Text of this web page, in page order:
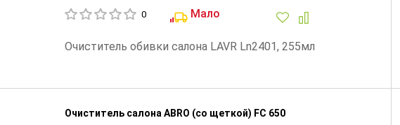
0 Мало
Очиститель обивки салона LAVR Ln2401, 255мл
Очиститель салона ABRO (со щеткой) FC 650